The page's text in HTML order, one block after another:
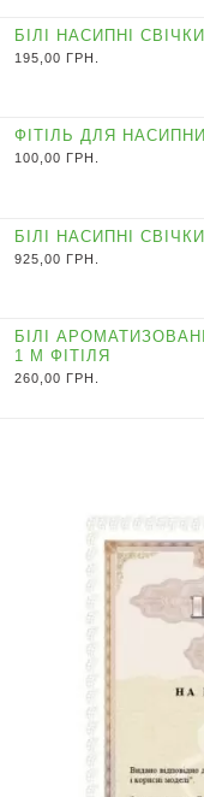
БІЛІ НАСИПНІ
195,00 ГРН.
ФІТІЛЬ ДЛЯ
100,00 ГРН.
БІЛІ НАСИПНІ
925,00 ГРН.
БІЛІ
1 М ФІТІЛЯ
260,00 ГРН.